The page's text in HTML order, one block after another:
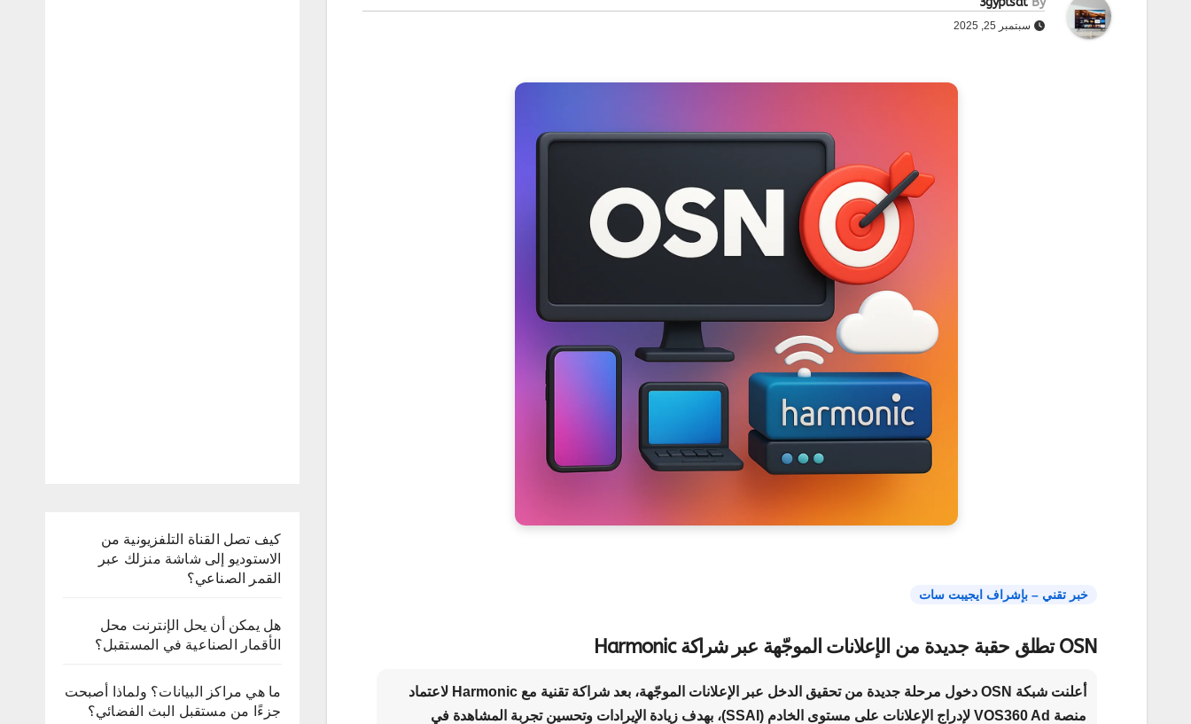
سبتمبر 25, 2025
خبر تقني – بإشراف ايجيبت سات
OSN تطلق حقبة جديدة من الإعلانات الموجّهة عبر شراكة Harmonic
أعلنت شبكة OSN دخول مرحلة جديدة من تحقيق الدخل عبر الإعلانات الموجّهة، بعد شراكة تقنية مع Harmonic لاعتماد
منصة VOS360 Ad
لإدراج الإعلانات على مستوى الخادم (SSAI)، بهدف زيادة الإيرادات وتحسين تجربة المشاهدة في
كيف تصل القناة التلفزيونية من
الاستوديو إلى شاشة منزلك عبر
القمر الصناعي؟
هل يمكن أن يحل الإنترنت محل
الأقمار الصناعية في المستقبل؟
ما هي مراكز البيانات؟ ولماذا أصبحت
جزءًا من مستقبل البث الفضائي؟